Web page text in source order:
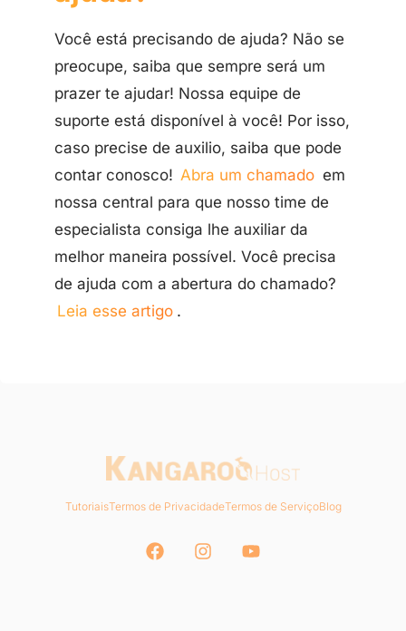
Você está precisando de ajuda? Não se
preocupe, saiba que sempre será um
prazer te ajudar! Nossa equipe de
suporte está disponível à você! Por isso,
caso precise de auxilio, saiba que pode
contar conosco! Abra um chamado em
nossa central para que nosso time de
especialista consiga lhe auxiliar da
melhor maneira possível. Você precisa
de ajuda com a abertura do chamado?
Leia esse artigo .
TutoriaisTermos de PrivacidadeTermos de ServiçoBlog